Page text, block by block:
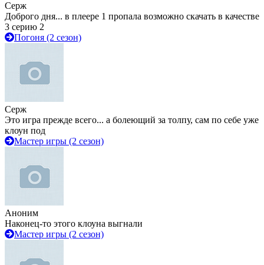
Серж
Доброго дня... в плеере 1 пропала возможно скачать в качестве
3 серию 2
Погоня (2 сезон)
Серж
Это игра прежде всего... а болеющий за толпу, сам по себе уже
клоун под
Мастер игры (2 сезон)
Аноним
Наконец-то этого клоуна выгнали
Мастер игры (2 сезон)